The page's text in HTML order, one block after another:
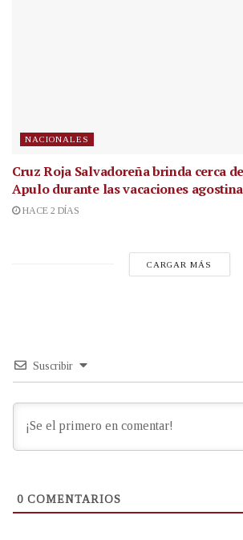
NACIONALES
Cruz Roja Salvadoreña brinda cerca
Apulo durante las vacaciones
HACE 2 DÍAS
CARGAR MÁS
Suscribir
0 COMENTARIOS